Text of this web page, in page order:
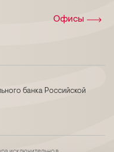
банка Российской
Офисы